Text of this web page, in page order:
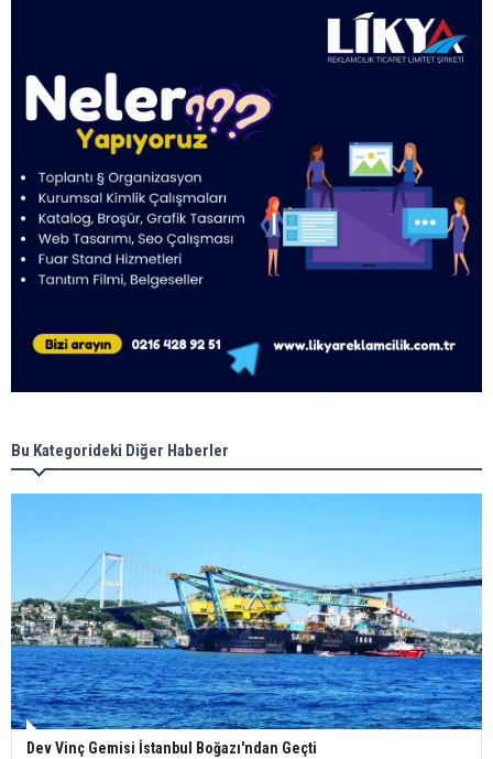
Bu Kategorideki Diğer Haberler
Dev Vinç Gemisi İstanbul Boğazı'ndan Geçti